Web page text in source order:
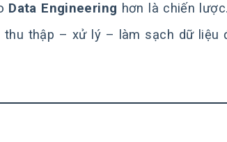
Data Engineering hơn là chiến lược.
thập – xử lý – làm sạch dữ liệu